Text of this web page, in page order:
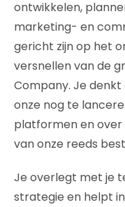
ontwikkelen,
marketing- en
gericht zijn op het
versnellen van de
Company. Je
onze nog te
platformen en
van onze reeds
Je overlegt met je
strategie en helpt